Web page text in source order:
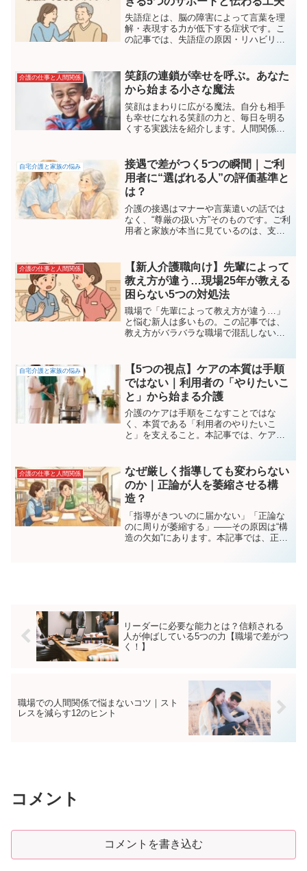
失語症とは、脳の障害によって言葉を理
解・表現する力が低下する症状です。こ
の記事では、失語症の原因・リハビリ・
す。
介護の仕事と人間関係
笑顔の連鎖が幸せを呼ぶ。あなた
から始まる小さな魔法
笑顔はまわりに広がる魔法。自分も相手
も幸せになれる笑顔の力と、毎日を明る
くする実践法を紹介します。人間関係や
自宅介護と家族の悩み
接遇で差がつく5つの瞬間｜ご利
用者に“選ばれる人”の評価基準と
は？
介護の接遇はマナーや言葉遣いの話では
なく、“尊厳の扱い方”そのものです。ご利
用者と家族が本当に見ているのは、支配
の視点で解説します。
介護の仕事と人間関係
【新人介護職向け】先輩によって
教え方が違う…現場25年が教える
困らない5つの対処法
職場で「先輩によって教え方が違う…」
と悩む新人は多いもの。この記事では、
教え方がバラバラな職場で混乱しないた
自宅介護と家族の悩み
【5つの視点】ケアの本質は手順
ではない｜利用者の「やりたいこ
と」から始まる介護
介護のケアは手順をこなすことではな
く、本質である「利用者のやりたいこ
と」を支えること。本記事では、ケアが
する方法を解説します。
介護の仕事と人間関係
なぜ厳しく指導しても変わらない
のか｜正論が人を萎縮させる構
造？
「指導がきついのに届かない」「正論な
のに周りが萎縮する」――その原因は“構
造の欠如”にあります。本記事では、正論
リーダーに必要な能力とは？信頼される
人が伸ばしている5つの力【職場で差がつ
く！】
職場での人間関係で悩まないコツ｜スト
レスを減らす12のヒント
コメント
コメントを書き込む